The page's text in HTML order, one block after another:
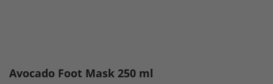
Avocado Foot Mask 250 ml